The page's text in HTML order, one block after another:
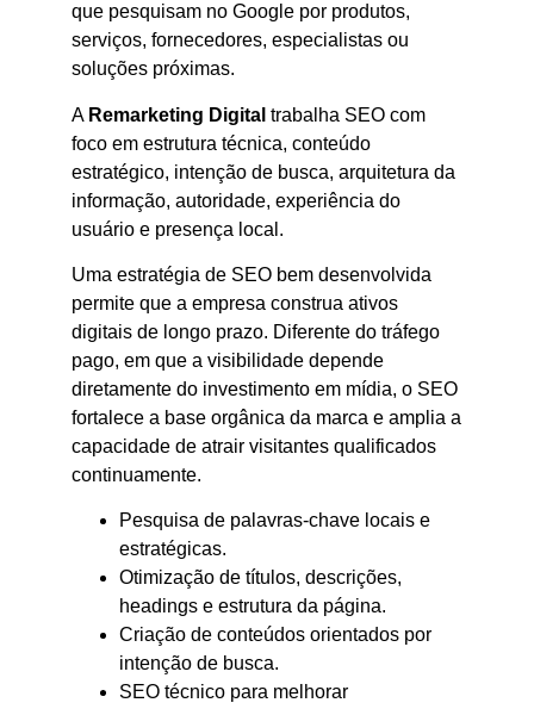
que pesquisam no Google por produtos,
serviços, fornecedores, especialistas ou
soluções próximas.
A Remarketing Digital trabalha SEO com
foco em estrutura técnica, conteúdo
estratégico, intenção de busca, arquitetura da
informação, autoridade, experiência do
usuário e presença local.
Uma estratégia de SEO bem desenvolvida
permite que a empresa construa ativos
digitais de longo prazo. Diferente do tráfego
pago, em que a visibilidade depende
diretamente do investimento em mídia, o SEO
fortalece a base orgânica da marca e amplia a
capacidade de atrair visitantes qualificados
continuamente.
Pesquisa de palavras-chave locais e
estratégicas.
Otimização de títulos, descrições,
headings e estrutura da página.
Criação de conteúdos orientados por
intenção de busca.
SEO técnico para melhorar